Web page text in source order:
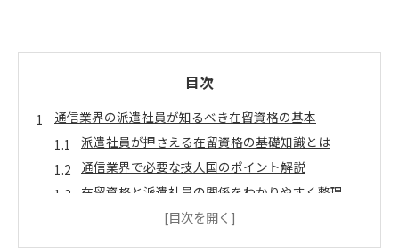
目次
通信業界の派遣社員が知るべき在留資格の基本
派遣社員が押さえる在留資格の基礎知識とは
通信業界で必要な技人国のポイント解説
在留資格と派遣社員の関係をわかりやすく整理
通信業界派遣社員のための在留資格申請準備